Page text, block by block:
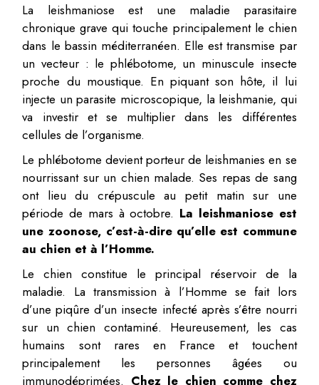
La leishmaniose est une maladie parasitaire
chronique grave qui touche principalement le chien
dans le bassin méditerranéen. Elle est transmise par
un vecteur : le phlébotome, un minuscule insecte
proche du moustique. En piquant son hôte, il lui
injecte un parasite microscopique, la leishmanie, qui
va investir et se multiplier dans les différentes
cellules de l’organisme.
Le phlébotome devient porteur de leishmanies en se
nourrissant sur un chien malade. Ses repas de sang
ont lieu du crépuscule au petit matin sur une
période de mars à octobre. La leishmaniose est
une zoonose, c’est-à-dire qu’elle est commune
au chien et à l’Homme.
Le chien constitue le principal réservoir de la
maladie. La transmission à l’Homme se fait lors
d’une piqûre d’un insecte infecté après s’être nourri
sur un chien contaminé. Heureusement, les cas
humains sont rares en France et touchent
principalement les personnes âgées ou
immunodéprimées. Chez le chien comme chez